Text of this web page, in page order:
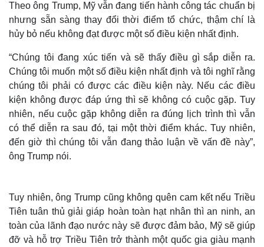
Theo ông Trump, Mỹ vẫn đang tiến hành công tác chuẩn bị
nhưng sẵn sàng thay đổi thời điểm tổ chức, thậm chí là
hủy bỏ nếu không đạt được một số điều kiện nhất định.
“Chúng tôi đang xúc tiến và sẽ thấy điều gì sắp diễn ra.
Chúng tôi muốn một số điều kiện nhất định và tôi nghĩ rằng
chúng tôi phải có được các điều kiện này. Nếu các điều
kiện không được đáp ứng thì sẽ không có cuộc gặp. Tuy
nhiên, nếu cuộc gặp không diễn ra đúng lịch trình thì vẫn
có thể diễn ra sau đó, tại một thời điểm khác. Tuy nhiên,
đến giờ thì chúng tôi vẫn đang thảo luận về vấn đề này”,
ông Trump nói.
Tuy nhiên, ông Trump cũng không quên cam kết nếu Triều
Tiên tuân thủ giải giáp hoàn toàn hạt nhân thì an ninh, an
toàn của lãnh đạo nước này sẽ được đảm bảo, Mỹ sẽ giúp
đỡ và hỗ trợ Triều Tiên trở thành một quốc gia giàu mạnh